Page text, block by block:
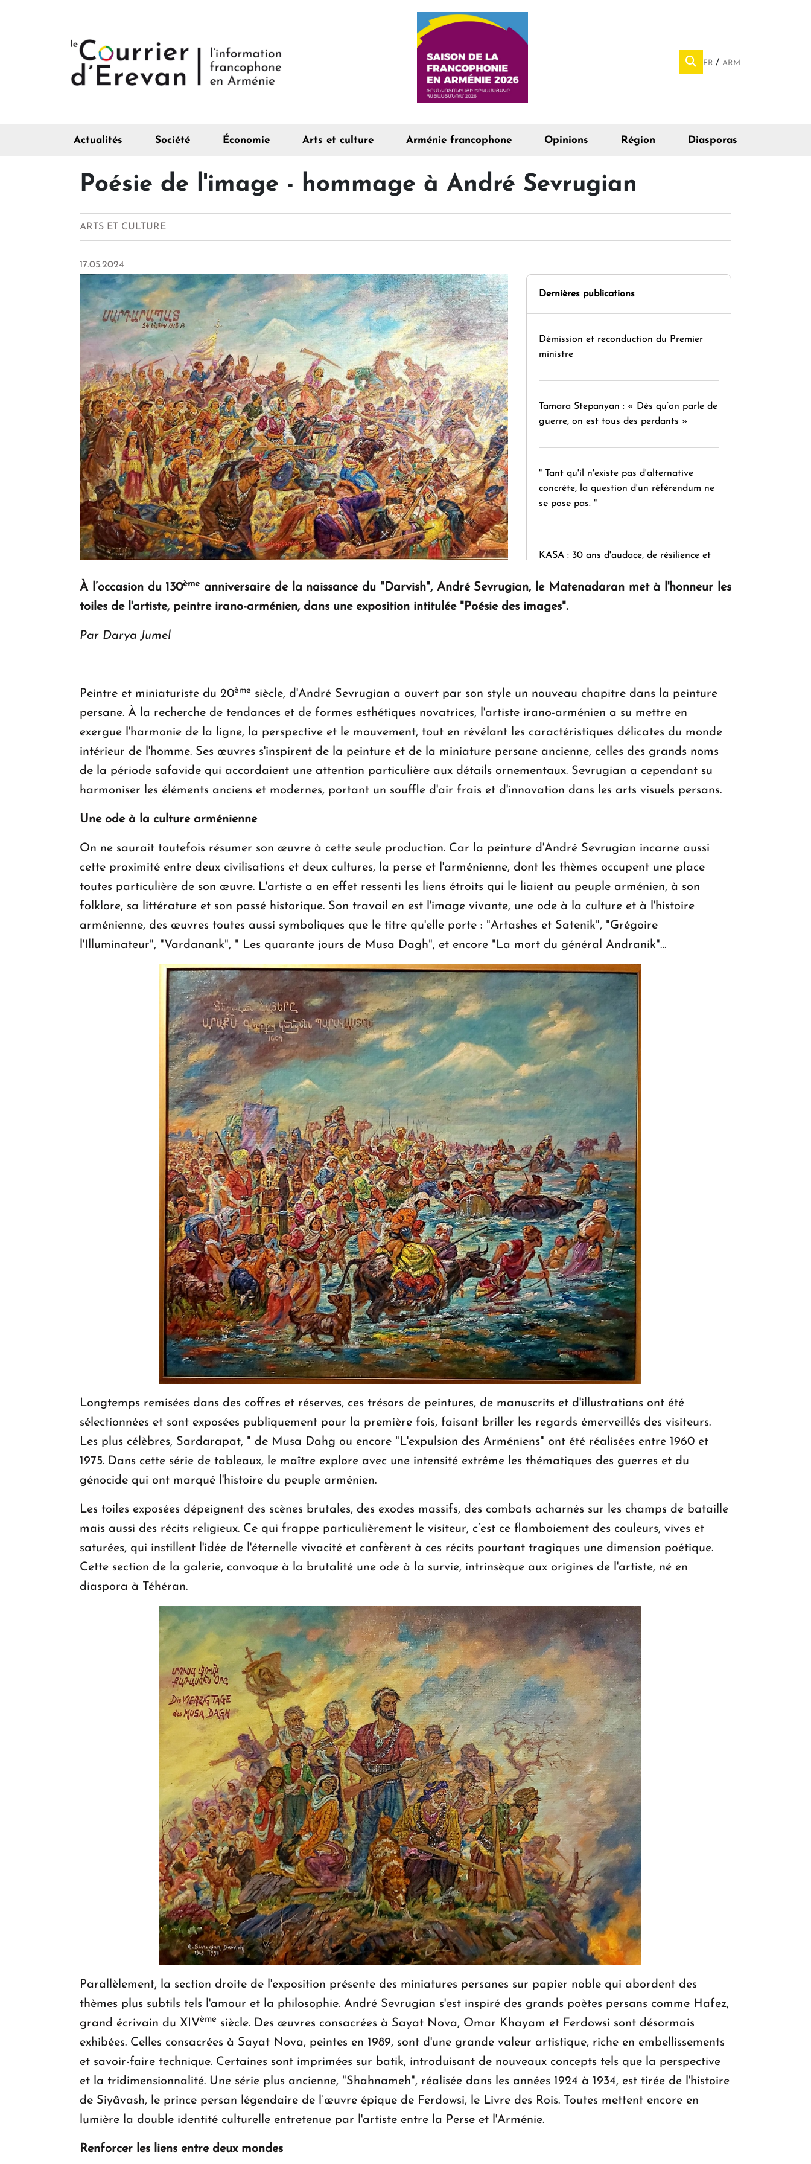
FR ARM
Actualités Société Économie Arts et culture Arménie francophone Opinions Région Diasporas
Poésie de l'image - hommage à André Sevrugian
ARTS ET CULTURE
17.05.2024
Dernières publications
Démission et reconduction du Premier
ministre
Tamara Stepanyan : « Dès qu’on parle de
guerre, on est tous des perdants »
" Tant qu'il n'existe pas d'alternative
concrète, la question d'un référendum ne
se pose pas. "
KASA : 30 ans d'audace, de résilience et
À l’occasion du 130ème anniversaire de la naissance du "Darvish", André Sevrugian, le Matenadaran met à l'honneur les
toiles de l'artiste, peintre irano-arménien, dans une exposition intitulée "Poésie des images".
Par Darya Jumel
Peintre et miniaturiste du 20ème siècle, d'André Sevrugian a ouvert par son style un nouveau chapitre dans la peinture
persane. À la recherche de tendances et de formes esthétiques novatrices, l'artiste irano-arménien a su mettre en
exergue l'harmonie de la ligne, la perspective et le mouvement, tout en révélant les caractéristiques délicates du monde
intérieur de l'homme. Ses œuvres s'inspirent de la peinture et de la miniature persane ancienne, celles des grands noms
de la période safavide qui accordaient une attention particulière aux détails ornementaux. Sevrugian a cependant su
harmoniser les éléments anciens et modernes, portant un souffle d'air frais et d'innovation dans les arts visuels persans.
Une ode à la culture arménienne
On ne saurait toutefois résumer son œuvre à cette seule production. Car la peinture d'André Sevrugian incarne aussi
cette proximité entre deux civilisations et deux cultures, la perse et l'arménienne, dont les thèmes occupent une place
toutes particulière de son œuvre. L'artiste a en effet ressenti les liens étroits qui le liaient au peuple arménien, à son
folklore, sa littérature et son passé historique. Son travail en est l'image vivante, une ode à la culture et à l'histoire
arménienne, des œuvres toutes aussi symboliques que le titre qu'elle porte : "Artashes et Satenik", "Grégoire
l'Illuminateur", "Vardanank", " Les quarante jours de Musa Dagh", et encore "La mort du général Andranik"…
Longtemps remisées dans des coffres et réserves, ces trésors de peintures, de manuscrits et d'illustrations ont été
sélectionnées et sont exposées publiquement pour la première fois, faisant briller les regards émerveillés des visiteurs.
Les plus célèbres, Sardarapat, " de Musa Dahg ou encore "L'expulsion des Arméniens" ont été réalisées entre 1960 et
1975. Dans cette série de tableaux, le maître explore avec une intensité extrême les thématiques des guerres et du
génocide qui ont marqué l'histoire du peuple arménien.
Les toiles exposées dépeignent des scènes brutales, des exodes massifs, des combats acharnés sur les champs de bataille
mais aussi des récits religieux. Ce qui frappe particulièrement le visiteur, c’est ce flamboiement des couleurs, vives et
saturées, qui instillent l'idée de l'éternelle vivacité et confèrent à ces récits pourtant tragiques une dimension poétique.
Cette section de la galerie, convoque à la brutalité une ode à la survie, intrinsèque aux origines de l'artiste, né en
diaspora à Téhéran.
Parallèlement, la section droite de l'exposition présente des miniatures persanes sur papier noble qui abordent des
thèmes plus subtils tels l'amour et la philosophie. André Sevrugian s'est inspiré des grands poètes persans comme Hafez,
grand écrivain du XIVème siècle. Des œuvres consacrées à Sayat Nova, Omar Khayam et Ferdowsi sont désormais
exhibées. Celles consacrées à Sayat Nova, peintes en 1989, sont d'une grande valeur artistique, riche en embellissements
et savoir-faire technique. Certaines sont imprimées sur batik, introduisant de nouveaux concepts tels que la perspective
et la tridimensionnalité. Une série plus ancienne, "Shahnameh", réalisée dans les années 1924 à 1934, est tirée de l'histoire
de Siyâvash, le prince persan légendaire de l’œuvre épique de Ferdowsi, le Livre des Rois. Toutes mettent encore en
lumière la double identité culturelle entretenue par l'artiste entre la Perse et l'Arménie.
Renforcer les liens entre deux mondes